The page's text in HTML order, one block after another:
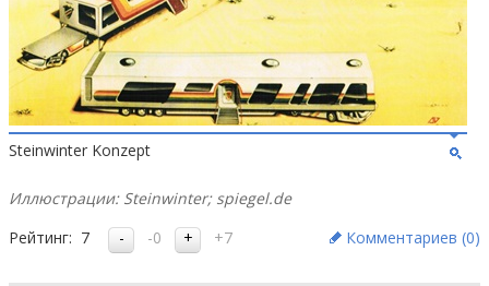
Steinwinter Konzept
Иллюстрации: Steinwinter; spiegel.de
Рейтинг: 7 -0 +7 Комментариев (0)